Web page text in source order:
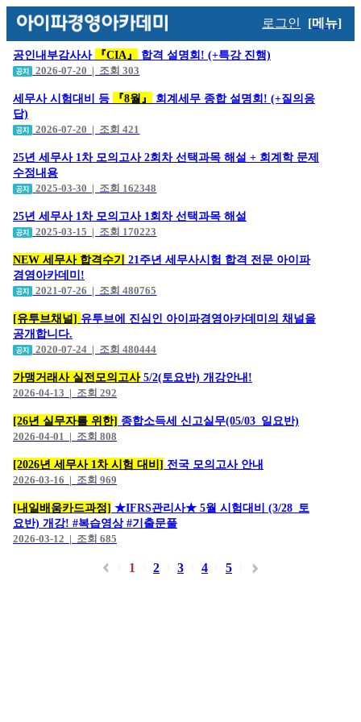
로그인 [메뉴]
공인내부감사사 『CIA』 합격 설명회! (+특강 진행)
2026-07-20 | 조회 303
세무사 시험대비 등 『8월』
회계세무 종합 설명회! (+질의응
답)
2026-07-20 | 조회 421
25년 세무사 1차 모의고사 2회차 선택과목 해설 + 회계학 문제
수정내용
2025-03-30 | 조회 162348
25년 세무사 1차 모의고사 1회차 선택과목 해설
2025-03-15 | 조회 170223
NEW 세무사 합격수기
21주년 세무사시험 합격 전문 아이파
경영아카데미!
2021-07-26 | 조회 480765
[유투브채널] 유투브에 진심인 아이파경영아카데미의 채널을
공개합니다.
2020-07-24 | 조회 480444
가맹거래사 실전모의고사5/2(토요반) 개강안내!
2026-04-13 | 조회 292
[26년 실무자를 위한] 종합소득세 신고실무(05/03_일요반)
2026-04-01 | 조회 808
[2026년 세무사 1차 시험 대비] 전국 모의고사 안내
2026-03-16 | 조회 969
[내일배움카드과정] ★IFRS관리사★ 5월 시험대비 (3/28_토
요반) 개강! #복습영상 #기출문풀
2026-03-12 | 조회 685
1 2 3 4 5